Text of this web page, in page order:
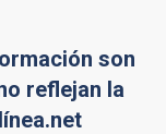
son
reflejan la